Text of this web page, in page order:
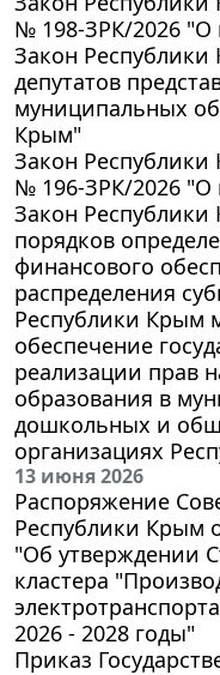
№ 198-ЗРК/2026 "О
Закон
депутатов
муниципальных
Крым"
Закон
№ 196-ЗРК/2026 "О
Закон
порядков
финансового
распределения
Республики Крым
обеспечение
реализации прав
образования в
дошкольных и
организациях
13 июня 2026
Распоряжение
Республики Крым
"Об утверждении
кластера
2026 - 2028 годы"
Приказ